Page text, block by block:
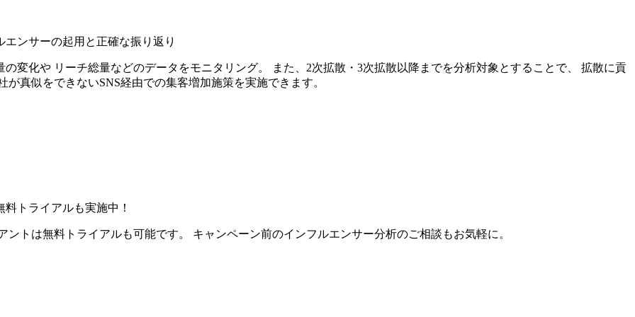
ンサーの起用と正確な振り返り
変化や リーチ総量などのデータをモニタリング。 また、2次拡散・3次拡散以降までを分析対象とすることで、 拡散に貢
真似をできないSNS経由での集客増加施策を実施できます。
トライアルも実施中！
トは無料トライアルも可能です。 キャンペーン前のインフルエンサー分析のご相談もお気軽に。